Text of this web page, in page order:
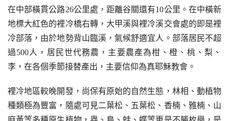
在中部橫貫公路26公里處，距離谷關還有10公里。在中橫新
地標大紅色的裡冷橋右轉，大甲溪與裡冷溪交會處的即是裡
冷部落，由於地勢背山臨溪，氣候舒適宜人。部落居民不超
過500人，居民世代務農，主要農產為柑、橙、桃、梨、
李，在各個季節接替產出，主要信仰為真耶穌教會。
裡冷地區較晚開發，尚保有原始的自然生態，林相、動植物
種類極為豐富，隨處可見二葉松、五葉松、香楠、雅楠、山